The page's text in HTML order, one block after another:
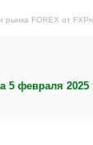
рынка FOREX от
февраля 2025